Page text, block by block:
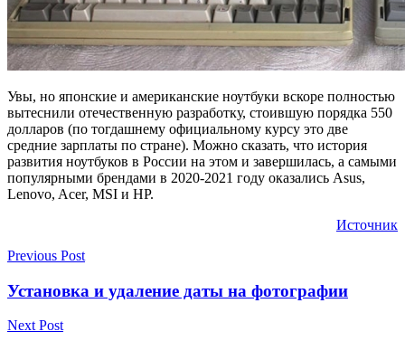
Увы, но японские и американские ноутбуки вскоре полностью
вытеснили отечественную разработку, стоившую порядка 550
долларов (по тогдашнему официальному курсу это две
средние зарплаты по стране). Можно сказать, что история
развития ноутбуков в России на этом и завершилась, а самыми
популярными брендами в 2020-2021 году оказались Asus,
Lenovo, Acer, MSI и HP.
Источник
Previous Post
Установка и удаление даты на фотографии
Next Post